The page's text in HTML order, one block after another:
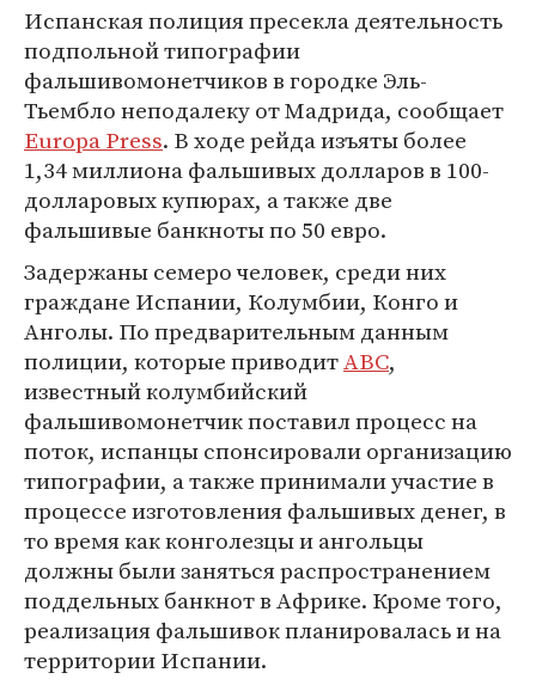
Испанская полиция пресекла деятельность
подпольной типографии
фальшивомонетчиков в городке Эль-
Тьембло неподалеку от Мадрида, сообщает
Europa Press. В ходе рейда изъяты более
1,34 миллиона фальшивых долларов в 100-
долларовых купюрах, а также две
фальшивые банкноты по 50 евро.
Задержаны семеро человек, среди них
граждане Испании, Колумбии, Конго и
Анголы. По предварительным данным
полиции, которые приводитABC,
известный колумбийский
фальшивомонетчик поставил процесс на
поток, испанцы спонсировали организацию
типографии, а также принимали участие в
процессе изготовления фальшивых денег, в
то время как конголезцы и ангольцы
должны были заняться распространением
поддельных банкнот в Африке. Кроме того,
реализация фальшивок планировалась и на
территории Испании.